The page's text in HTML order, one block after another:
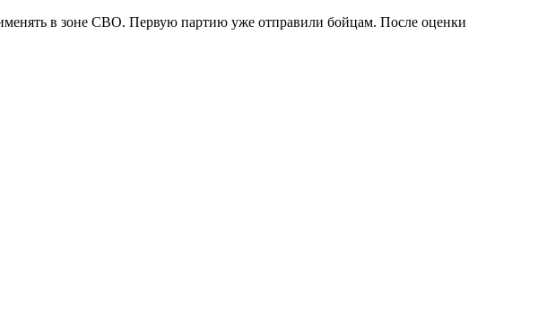
в зоне СВО. Первую партию уже отправили бойцам. После оценки